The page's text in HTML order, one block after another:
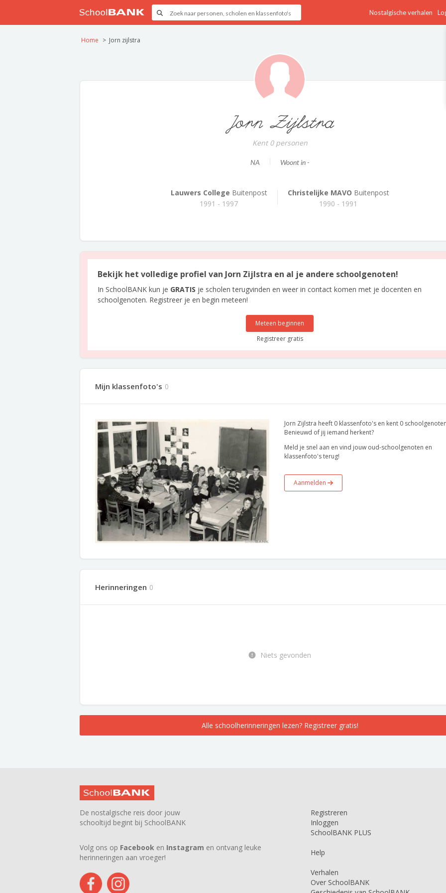
Nostalgische verhalen
Home Jorn zijlstra
Jorn Zijlstra
Kent 0 personen
NA Woont in -
Lauwers College Buitenpost
1991 - 1997
Christelijke MAVO Buitenpost
1990 - 1991
Bekijk het volledige profiel van Jorn Zijlstra en al je andere schoolgenoten!
In SchoolBANK kun je GRATIS je scholen terugvinden en weer in contact komen met je docenten en
schoolgenoten. Registreer je en begin meteen!
Meteen beginnen
Registreer gratis
Mijn klassenfoto's 0
Jorn Zijlstra heeft 0 klassenfoto's en kent 0
Benieuwd of jij iemand herkent?
Meld je snel aan en vind jouw oud-schoolgenoten en
klassenfoto's terug!
Aanmelden
Herinneringen 0
Niets gevonden
Alle schoolherinneringen lezen? Registreer gratis!
De nostalgische reis door jouw
schooltijd begint bij SchoolBANK
Volg ons op Facebook en Instagram en ontvang leuke
herinneringen aan vroeger!
Registreren
Inloggen
SchoolBANK PLUS
Help
Verhalen
Over SchoolBANK